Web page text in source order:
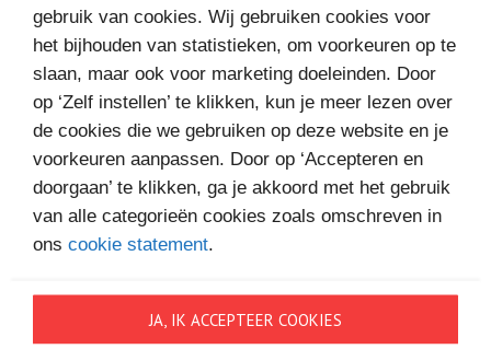
gebruik van cookies. Wij gebruiken cookies voor
het bijhouden van statistieken, om voorkeuren op te
slaan, maar ook voor marketing doeleinden. Door
op ‘Zelf instellen’ te klikken, kun je meer lezen over
de cookies die we gebruiken op deze website en je
voorkeuren aanpassen. Door op ‘Accepteren en
doorgaan’ te klikken, ga je akkoord met het gebruik
van alle categorieën cookies zoals omschreven in
ons cookie statement.
JA, IK ACCEPTEER COOKIES
MEER BOEKEN VAN
VAKANTIELEZEN